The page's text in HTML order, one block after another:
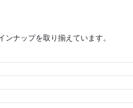
ナップを取り揃えています。